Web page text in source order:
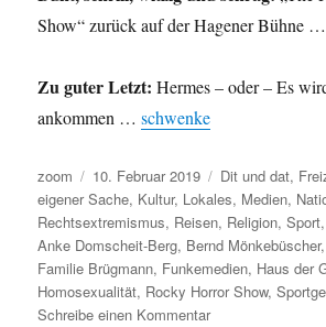
Show“ zurück auf der Hagener Bühne
Zu guter Letzt: Hermes – oder – Es
ankommen …schwenke
Autor
zoom
Veröffentlicht
am
10. Februar 2019 Kategorien
Dit und dat,
eigener Sache, Kultur, Lokales, Medien,
Rechtsextremismus, Reisen, Religion,Sport,
Anke Domscheit-Berg, Bernd Mönkebüscher,
Familie Brügmann, Funkemedien, Haus der
Homosexualität, Rocky Horror Show,
Schreibe einen Kommentarzu